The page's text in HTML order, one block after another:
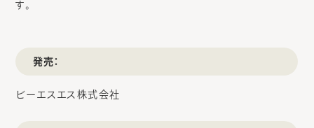
す。
発売：
ビーエスエス株式会社